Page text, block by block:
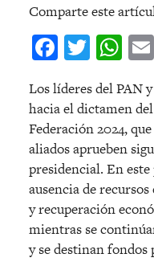
Comparte este
Facebook
Los líderes del PAN
hacia el dictamen
Federación 2024,
aliados aprueben
presidencial. En
ausencia de
y recuperación
mientras se
y se destinan fondos